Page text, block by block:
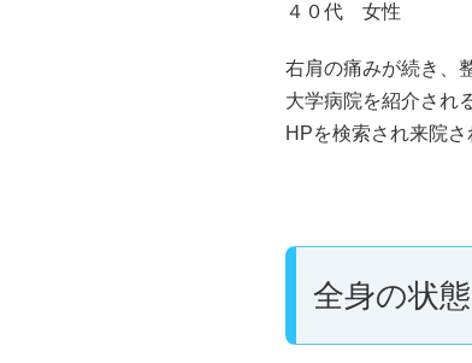
４０代 女性
右肩の痛みが続き、
大学病院を紹介され
HPを検索され来院さ
全身の状